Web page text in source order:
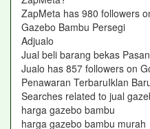
ZapMeta has 980 followers
Gazebo Bambu Persegi‎
Adjualo ‎
Jual beli barang bekas
Jualo has 857 followers on
Penawaran TerbaruIklan
Searches related to jual
harga gazebo bambu
harga gazebo bambu murah